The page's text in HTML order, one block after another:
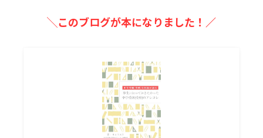
╲このブログが本になりました！／